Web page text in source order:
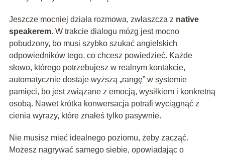
Jeszcze mocniej działa rozmowa, zwłaszcza z native
speakerem. W trakcie dialogu mózg jest mocno
pobudzony, bo musi szybko szukać angielskich
odpowiedników tego, co chcesz powiedzieć. Każde
słowo, którego potrzebujesz w realnym kontakcie,
automatycznie dostaje wyższą „rangę” w systemie
pamięci, bo jest związane z emocją, wysiłkiem i konkretną
osobą. Nawet krótka konwersacja potrafi wyciągnąć z
cienia wyrazy, które znałeś tylko pasywnie.
Nie musisz mieć idealnego poziomu, żeby zacząć.
Możesz nagrywać samego siebie, opowiadając o